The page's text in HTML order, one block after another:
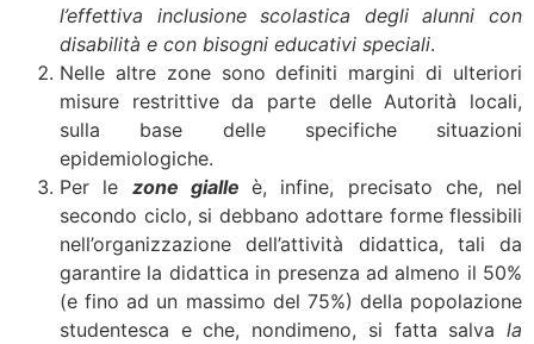
l’effettiva inclusione scolastica degli alunni con
disabilità e con bisogni educativi speciali.
Nelle altre zone sono definiti margini di ulteriori
misure restrittive da parte delle Autorità locali,
sulla base delle specifiche situazioni
epidemiologiche.
Per le zone gialle è, infine, precisato che, nel
secondo ciclo, si debbano adottare forme flessibili
nell’organizzazione dell’attività didattica, tali da
garantire la didattica in presenza ad almeno il 50%
(e fino ad un massimo del 75%) della popolazione
studentesca e che, nondimeno, si fatta salva la